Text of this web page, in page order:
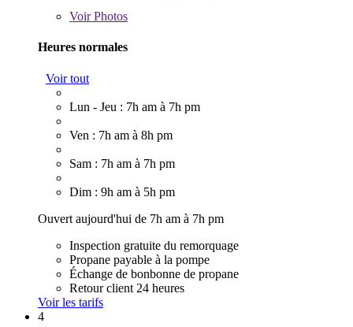
VoirPhotos
Heures normales
Voir tout
Lun - Jeu : 7h am à 7h pm
Ven : 7h am à 8h pm
Sam : 7h am à 7h pm
Dim : 9h am à 5h pm
Ouvert aujourd'hui de 7h am à 7h pm
Inspection gratuite du remorquage
Propane payable à la pompe
Échange de bonbonne de propane
Retour client 24 heures
Voir les tarifs
4